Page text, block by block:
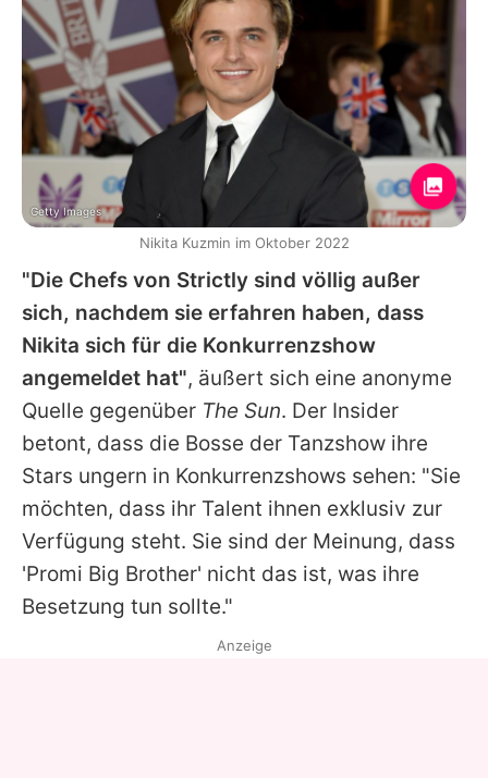
"Die Chefs von Strictly sind völlig außer
sich, nachdem sie erfahren haben, dass
Nikita sich für die Konkurrenzshow
angemeldet hat", äußert sich eine anonyme
Quelle gegenüber The Sun. Der Insider
betont, dass die Bosse der Tanzshow ihre
Stars ungern in Konkurrenzshows sehen: "Sie
möchten, dass ihr Talent ihnen exklusiv zur
Verfügung steht. Sie sind der Meinung, dass
'Promi Big Brother' nicht das ist, was ihre
Besetzung tun sollte."
Getty Images
Nikita Kuzmin im Oktober 2022
Anzeige